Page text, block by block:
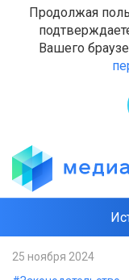
Продолжая
Вашего
25 ноября 2024